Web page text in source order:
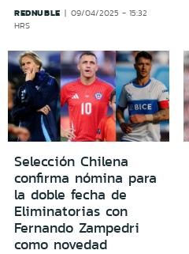
REDNUBLE
09/04/2025 - 15:32
HRS
Selección Chilena
confirma nómina para
la doble fecha de
Eliminatorias con
Fernando Zampedri
como novedad